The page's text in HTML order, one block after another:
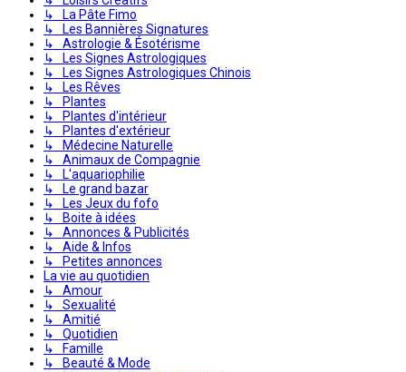
↳ La Pâte Fimo
↳ Les Bannières Signatures
↳ Astrologie & Ésotérisme
↳ Les Signes Astrologiques
↳ Les Signes Astrologiques Chinois
↳ Les Rêves
↳ Plantes
↳ Plantes d'intérieur
↳ Plantes d'extérieur
↳ Médecine Naturelle
↳ Animaux de Compagnie
↳ L'aquariophilie
↳ Le grand bazar
↳ Les Jeux du fofo
↳ Boite à idées
↳ Annonces & Publicités
↳ Aide & Infos
↳ Petites annonces
La vie au quotidien
↳ Amour
↳ Sexualité
↳ Amitié
↳ Quotidien
↳ Famille
↳ Beauté & Mode